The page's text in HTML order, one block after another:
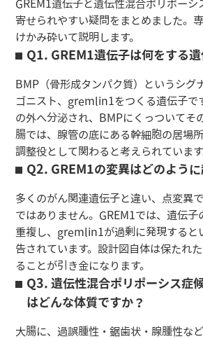
GREM1遺伝子と遺伝性混合ポリポーシ
寄せられやすい疑問をまとめました。
けかみ砕いて説明します。
Q1. GREM1遺伝子は何をする遺
BMP（骨形成タンパク質）というシグ
ゴニスト、gremlin1をつくる遺伝子
の外へ分泌され、BMPにくっついてそ
腸では、腺管の底にある幹細胞の居場
調整役として関わると考えられています
Q2. GREM1の変異はどのように
多くのがん関連遺伝子と違い、点変異
ではありません。GREM1では、遺伝
重複し、gremlin1が過剰に発現すると
告されています。設計図自体は保たれ
ることが引き金になります。
Q3. 遺伝性混合ポリポーシス症
はどんな体質ですか？
大腸に、過誤腫性・鋸歯状・腺腫性な